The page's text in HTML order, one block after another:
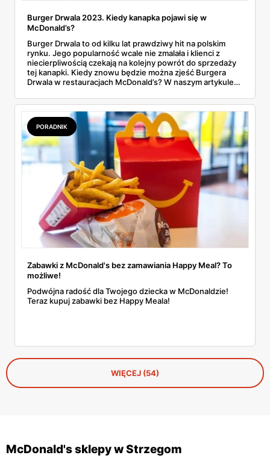
Burger Drwala 2023. Kiedy kanapka pojawi się w
McDonald’s?
Burger Drwala to od kilku lat prawdziwy hit na polskim
rynku. Jego popularność wcale nie zmalała i klienci z
niecierpliwością czekają na kolejny powrót do sprzedaży
tej kanapki. Kiedy znowu będzie można zjeść Burgera
Drwala w restauracjach McDonald’s? W naszym artykule
PORADNIK
Zabawki z McDonald's bez zamawiania Happy Meal? To
możliwe!
Podwójna radość dla Twojego dziecka w McDonaldzie!
Teraz kupuj zabawki bez Happy Meala!
WIĘCEJ (54)
McDonald's sklepy w Strzegom